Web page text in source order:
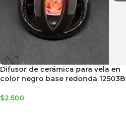
Difusor de cerámica para vela en
color negro base redonda 12503B
$2.500